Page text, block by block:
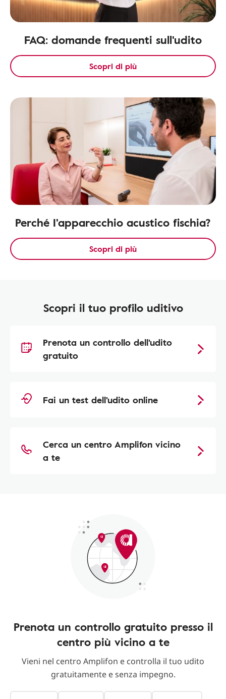
FAQ: domande frequenti sull'udito
Scopri di più
Perché I'apparecchio acustico fischia?
Scopri di più
Scopri il tuo profilo uditivo
Prenota un controllo dell'udito
gratuito
Fai un test dell'udito online
Cerca un centro Amplifon vicino
a te
Prenota un controllo gratuito presso il
centro più vicino a te
Vieni nel centro Amplifon e controlla il tuo udito
gratuitamente e senza impegno.